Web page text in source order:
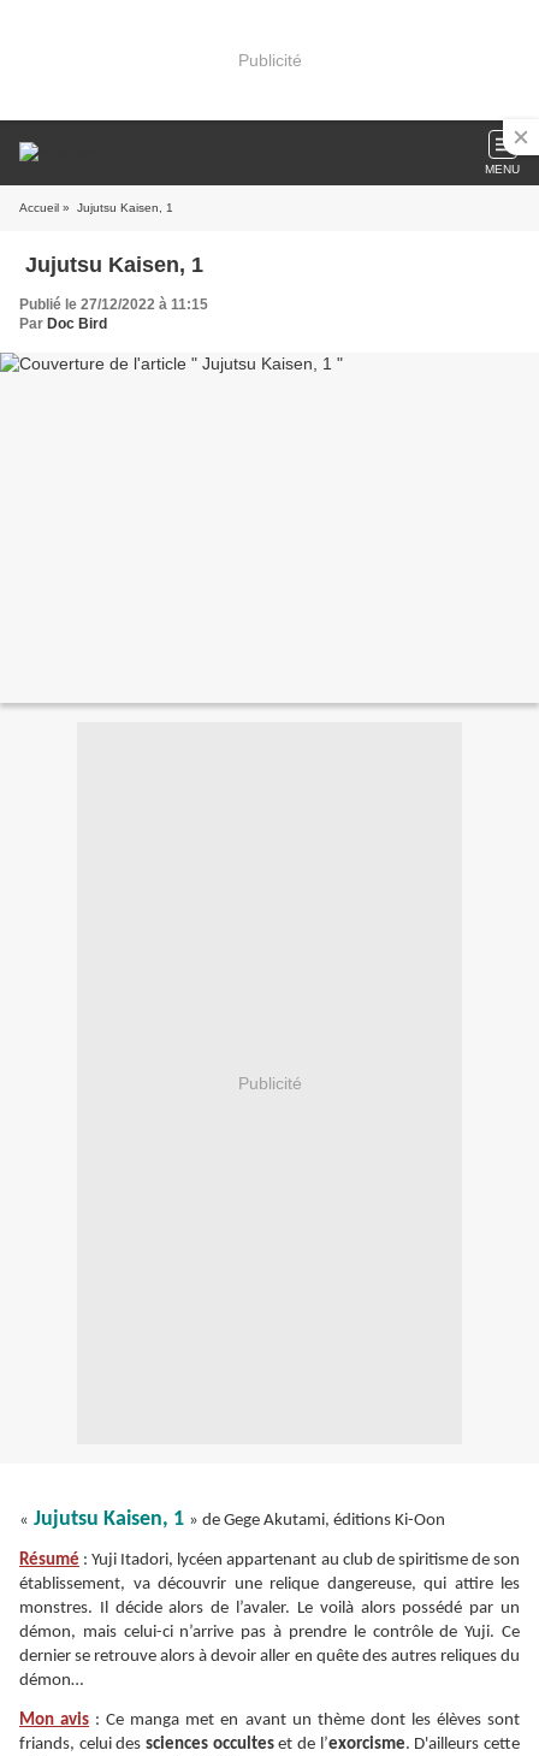
Publicité
MENU
Accueil » Jujutsu Kaisen, 1
Jujutsu Kaisen, 1
Publié le 27/12/2022 à 11:15
Par Doc Bird
Publicité
« Jujutsu Kaisen, 1 » de Gege Akutami, éditions Ki-Oon
Résumé : Yuji Itadori, lycéen appartenant au club de spiritisme de son
établissement, va découvrir une relique dangereuse, qui attire les
monstres. Il décide alors de l’avaler. Le voilà alors possédé par un
démon, mais celui-ci n’arrive pas à prendre le contrôle de Yuji. Ce
dernier se retrouve alors à devoir aller en quête des autres reliques du
démon…
Mon avis : Ce manga met en avant un thème dont les élèves sont
friands, celui des sciences occulteset de l’exorcisme. D'ailleurs cette